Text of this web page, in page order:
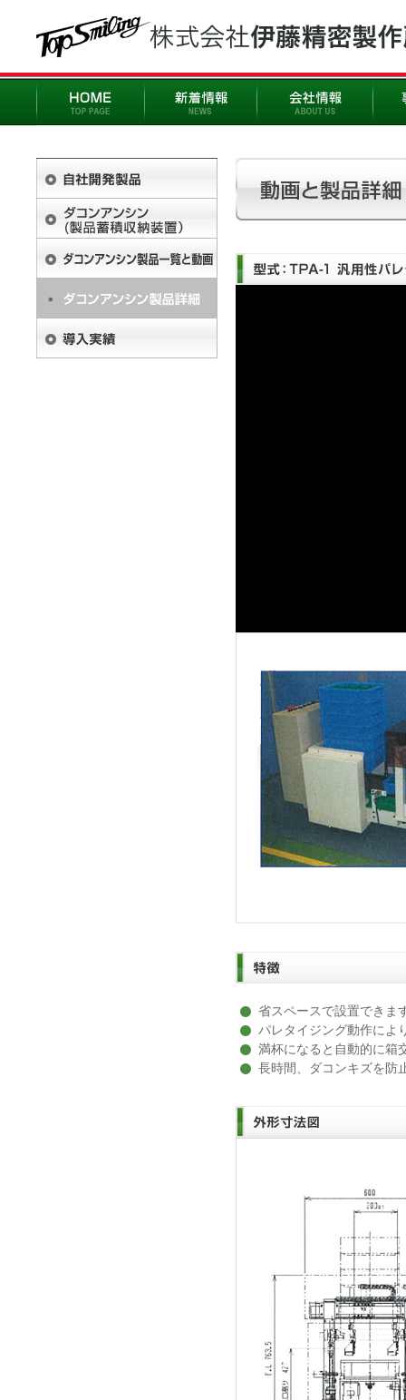
省スペースで設置できま
パレタイジング動作によ
満杯になると自動的に箱
長時間、ダコンキズを防